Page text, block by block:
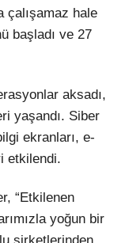
çalışamaz hale
başladı ve 27
aksadı,
yaşandı. Siber
ekranları, e-
etkilendi.
“Etkilenen
yoğun bir